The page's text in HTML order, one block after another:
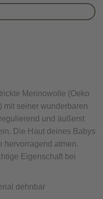
Merinowolle (Oeko
mit seiner wunderbaren
und äußerst
Die Haut deines Babys
hervorragend atmen.
Eigenschaft bei
dehnbar